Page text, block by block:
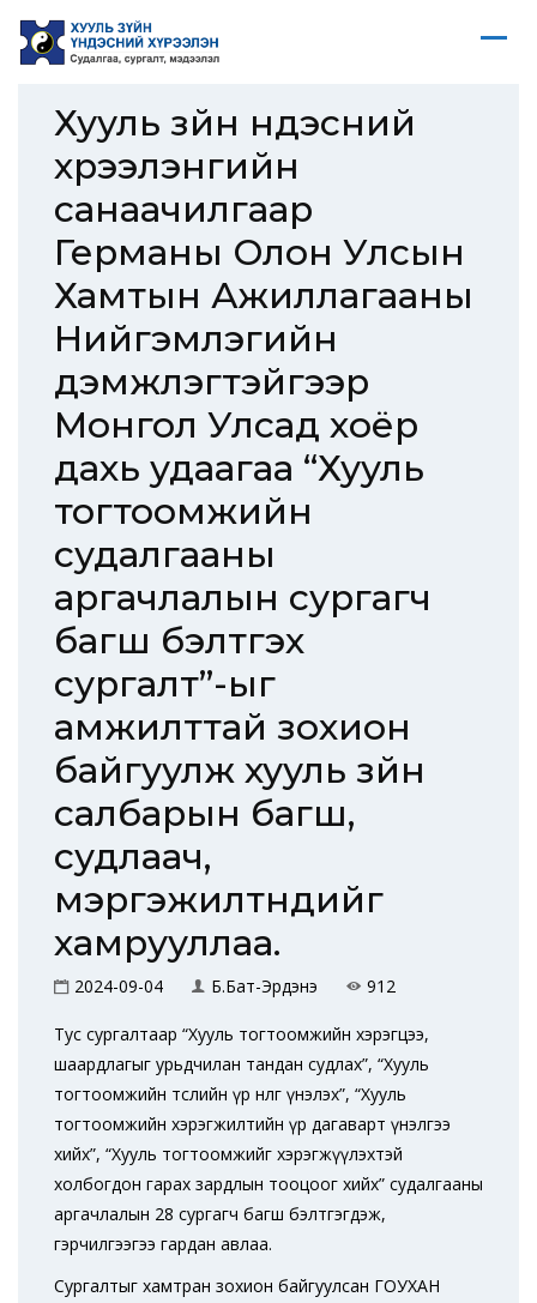
Хууль зүйн үндэсний
хүрээлэнгийн
санаачилгаар
Германы Олон Улсын
Хамтын Ажиллагааны
Нийгэмлэгийн
дэмжлэгтэйгээр
Монгол Улсад хоёр
дахь удаагаа “Хууль
тогтоомжийн
судалгааны
аргачлалын сургагч
багш бэлтгэх
сургалт”-ыг
амжилттай зохион
байгуулж хууль зүйн
салбарын багш,
судлаач,
мэргэжилтнүүдийг
хамрууллаа.
2024-09-04 Б.Бат-Эрдэнэ 912
Тус сургалтаар “Хууль тогтоомжийн хэрэгцээ,
шаардлагыг урьдчилан тандан судлах”, “Хууль
тогтоомжийн төслийн үр нөлөөг үнэлэх”, “Хууль
тогтоомжийн хэрэгжилтийн үр дагаварт үнэлгээ
хийх”, “Хууль тогтоомжийг хэрэгжүүлэхтэй
холбогдон гарах зардлын тооцоог хийх” судалгааны
аргачлалын 28 сургагч багш бэлтгэгдэж,
гэрчилгээгээ гардан авлаа.
Сургалтыг хамтран зохион байгуулсан ГОУХАН